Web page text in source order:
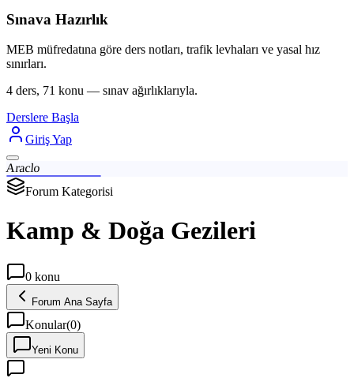
Sınava Hazırlık
MEB müfredatına göre ders notları, trafik levhaları ve yasal hız
sınırları.
4 ders, 71 konu — sınav ağırlıklarıyla.
Derslere Başla
Giriş Yap
Araclo
Forum Kategorisi
Kamp & Doğa Gezileri
0 konu
Forum Ana Sayfa
Konular(0)
Yeni Konu